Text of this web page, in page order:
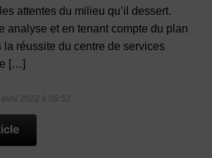
attentes du milieu qu’il dessert.
analyse et en tenant compte du plan
la réussite du centre de services
[…]
2022 à 09:52